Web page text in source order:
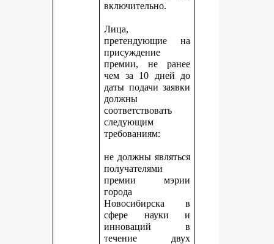
включительно.
Лица,
претендующие на
присуждение
премии, не ранее
чем за 10 дней до
даты подачи заявки
должны
соответствовать
следующим
требованиям:
не должны являться
получателями
премии мэрии
города
Новосибирска в
сфере науки и
инноваций в
течение двух